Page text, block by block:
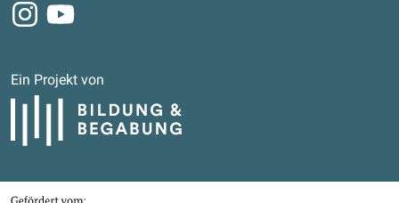
Instagram
Youtube
Ein Projekt von
Bildung und Begabung